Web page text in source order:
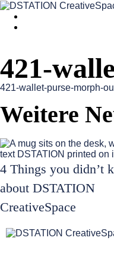
421-
421-wallet-purse-morph-
Weitere
4 Things you didn’t
about DSTATION
CreativeSpace